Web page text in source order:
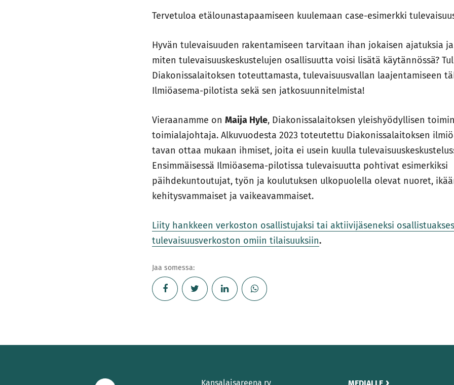
Tervetuloa etälounastapaamiseen kuulemaan case-esimerkki
Hyvän tulevaisuuden rakentamiseen tarvitaan ihan jokaisen ajatuksia
miten tulevaisuuskeskustelujen osallisuutta voisi lisätä käytännössä?
Diakonissalaitoksen toteuttamasta, tulevaisuusvallan laajentamiseen
Ilmiöasema-pilotista sekä sen jatkosuunnitelmista!
Vieraanamme onMaija Hyle, Diakonissalaitoksen yleishyödyllisen
toimialajohtaja. Alkuvuodesta 2023 toteutettu Diakonissalaitoksen
tavan ottaa mukaan ihmiset, joita ei usein kuulla
Ensimmäisessä Ilmiöasema-pilotissa tulevaisuutta pohtivat esimerkiksi
päihdekuntoutujat, työn ja koulutuksen ulkopuolella olevat nuoret,
kehitysvammaiset ja vaikeavammaiset.
Liity hankkeen verkoston osallistujaksi tai aktiivijäseneksi
tulevaisuusverkoston omiin tilaisuuksiin.
Jaa somessa:
Kansalaisareena ry